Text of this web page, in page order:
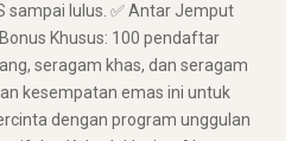
sampai lulus. ✅ Antar Jemput
Khusus: 100 pendaftar
seragam khas, dan seragam
kesempatan emas ini untuk
dengan program unggulan